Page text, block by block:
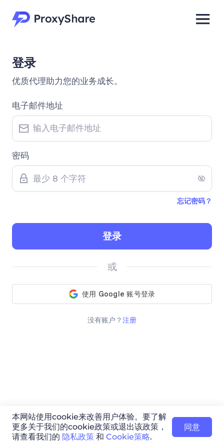
登录
优质代理助力您的业务成长。
电子邮件地址
密码
忘记密码？
登录
或
没有账户？ 注册
本网站使用cookie来改善用户体验。要了解
更多关于我们的cookie政策或退出该政策，
请查看我们的 隐私政策和 Cookie策略.
同意